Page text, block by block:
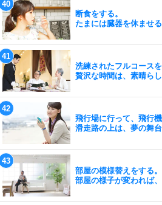
断食をする。
たまには臓器を休ませる
洗練されたフルコースを
贅沢な時間は、素晴ら
飛行場に行って、飛行
滑走路の上は、夢の舞台
部屋の模様替えをする。
部屋の様子が変われば